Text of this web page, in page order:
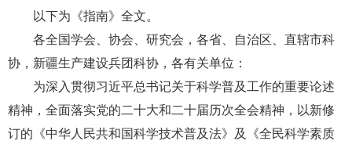
以下为《指南》全文。
各全国学会、协会、研究会，各省、自治区、直辖市科
协，新疆生产建设兵团科协，各有关单位：
为深入贯彻习近平总书记关于科学普及工作的重要论述
精神，全面落实党的二十大和二十届历次全会精神，以新修
订的《中华人民共和国科学技术普及法》及《全民科学素质